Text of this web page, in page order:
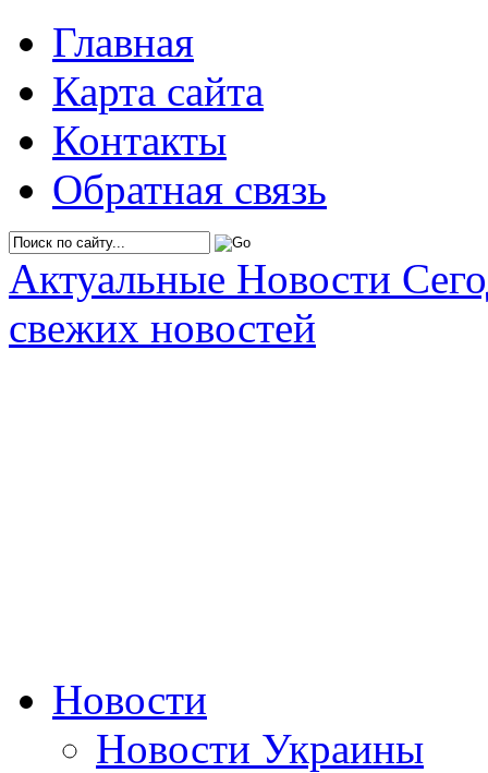
Главная
Карта сайта
Контакты
Обратная связь
Актуальные Новости
свежих новостей
Новости
Новости Украины